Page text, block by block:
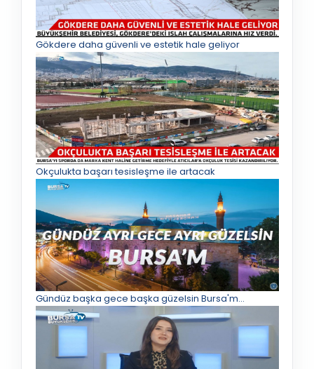
Gökdere daha güvenli ve estetik hale geliyor
Okçulukta başarı tesisleşme ile artacak
Gündüz başka gece başka güzelsin Bursa'm...